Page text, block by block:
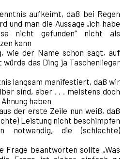
aufkeimt, daß bei Regen
und man die Aussage „ich habe
nicht gefunden“ nicht als
kann
wie der Name schon sagt, auf
das Ding ja Taschenlieger
langsam manifestiert, daß wir
sind, aber . . . meistens doch
haben
der erste Zeile nun weiß, daß
Leistung nicht beschimpfen
notwendig, die (schlechte)
Frage beantworten sollte „Was